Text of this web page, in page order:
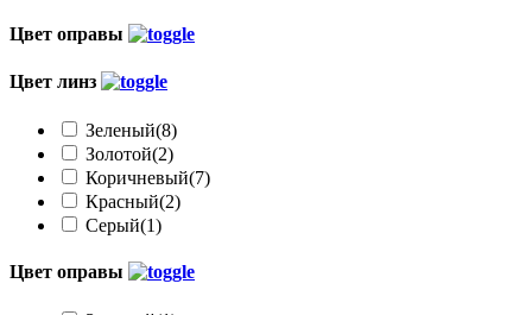
Цвет оправы
Цвет линз
Зеленый(8)
Золотой(2)
Коричневый(7)
Красный(2)
Серый(1)
Цвет оправы